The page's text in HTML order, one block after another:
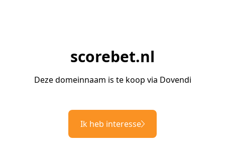
scorebet.nl
Deze domeinnaam is te koop via Dovendi
Ik heb interesse